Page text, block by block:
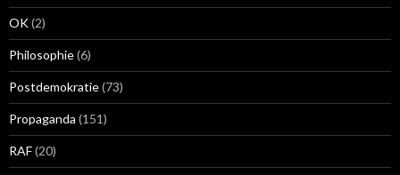
OK(2)
Philosophie(6)
Postdemokratie(73)
Propaganda (151)
RAF(20)